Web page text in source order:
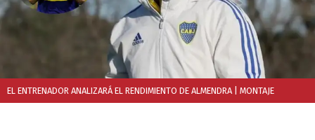
EL ENTRENADOR ANALIZARÁ EL RENDIMIENTO DE ALMENDRA | MONTAJE